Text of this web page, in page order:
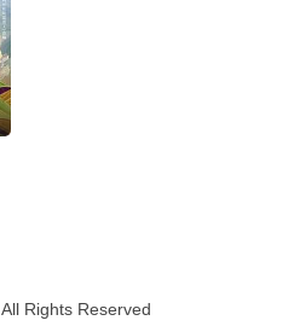
All Rights Reserved